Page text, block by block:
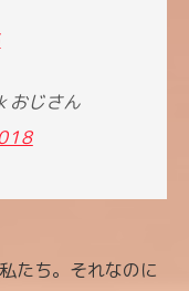
おじさん
たち。 それなのに